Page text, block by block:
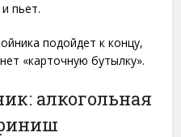
пьет.
подойдет к концу,
«карточную бутылку».
алкогольная